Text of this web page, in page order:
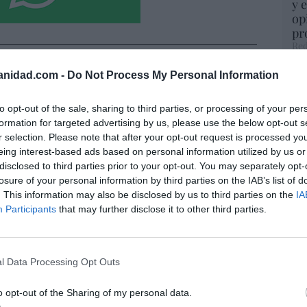
- Do Not Process My Personal Information
opt-out of the sale, sharing to third parties, or processing of your
for targeted advertising by us, please use the below opt-out
selection. Please note that after your opt-out request is processed
interest-based ads based on personal information utilized by us
to third parties prior to your opt-out. You may separately
of your personal information by third parties on the IAB’s list of
This information may also be disclosed by us to third parties on the
Participants that may further disclose it to other third parties.
Data Processing Opt Outs
opt-out of the Sharing of my personal data.
a la baja y reputación en
07/08/26 15:51
se hace con un proyecto IRIS-2 de
de euros
su fusión con Paramount
y